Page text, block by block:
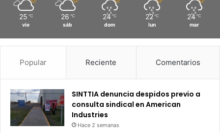
25 ℃
vie
26 ℃
sáb
24 ℃
dom
22 ℃
lun
24 ℃
mar
Popular Reciente Comentarios
SINTTIA denuncia despidos previo a
consulta sindical en American
Industries
Hace 2 semanas